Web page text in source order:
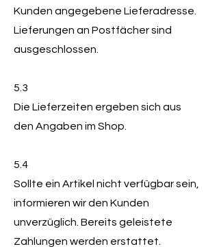
Kunden angegebene Lieferadresse.
Lieferungen an Postfächer sind
ausgeschlossen.
5.3
Die Lieferzeiten ergeben sich aus
den Angaben im Shop.
5.4
Sollte ein Artikel nicht verfügbar sein,
informieren wir den Kunden
unverzüglich. Bereits geleistete
Zahlungen werden erstattet.